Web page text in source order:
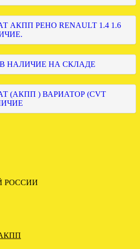
АКПП РЕНО RENAULT 1.4 1.6
НАЛИЧИЕ НА СКЛАДЕ
(АКПП ) ВАРИАТОР (CVT
РОССИИ